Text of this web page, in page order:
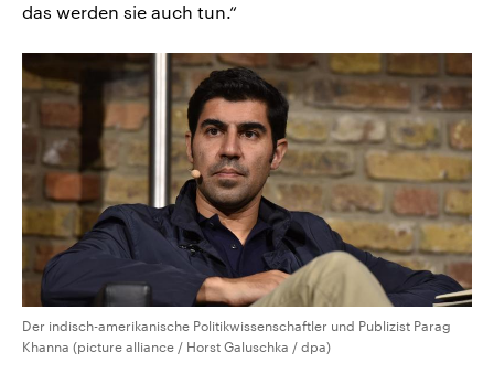
das werden sie auch tun.“
Der indisch-amerikanische Politikwissenschaftler und Publizist Parag
Khanna (picture alliance / Horst Galuschka / dpa)